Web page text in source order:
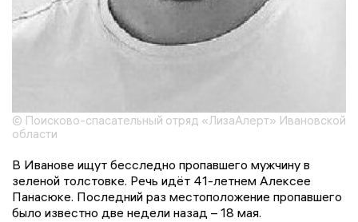
© Поисково-спасательный отряд «ЛизаАлерт» Ивановской
области
В Иванове ищут бесследно пропавшего мужчину в
зеленой толстовке. Речь идёт 41-летнем Алексее
Панасюке. Последний раз местоположение пропавшего
было известно две недели назад – 18 мая.